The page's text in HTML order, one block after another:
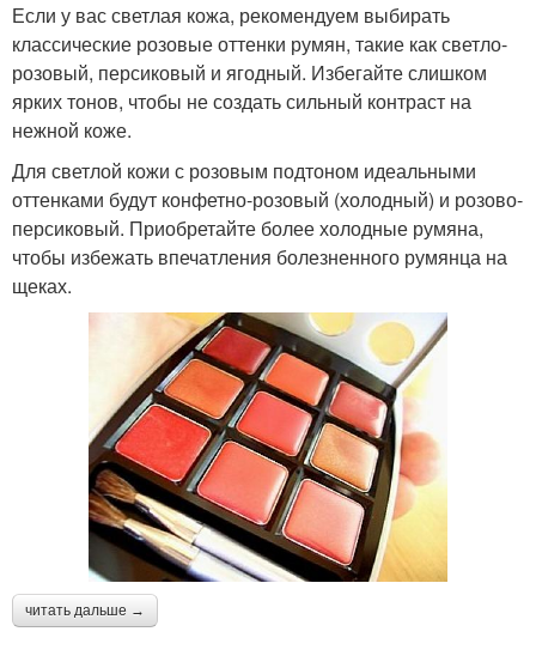
Если у вас светлая кожа, рекомендуем выбирать
классические розовые оттенки румян, такие как светло-
розовый, персиковый и ягодный. Избегайте слишком
ярких тонов, чтобы не создать сильный контраст на
нежной коже.
Для светлой кожи с розовым подтоном идеальными
оттенками будут конфетно-розовый (холодный) и розово-
персиковый. Приобретайте более холодные румяна,
чтобы избежать впечатления болезненного румянца на
щеках.
читать дальше →